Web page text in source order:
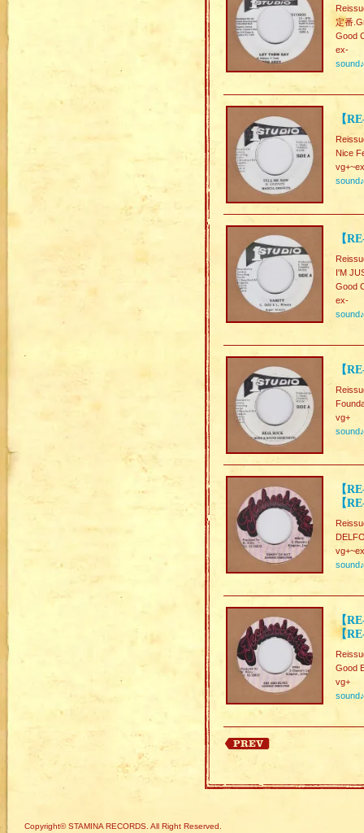
定番
Good
ex-
sound♪
【
Nice
sound♪
【
I'M
Good
ex-
sound♪
【
vg+
sound♪
【
【
sound♪
【
【
Good
vg+
sound♪
Copyright© STAMINA RECORDS. All Right Reserved.